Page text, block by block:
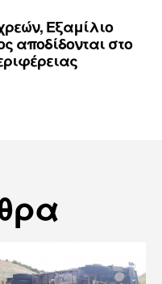
Εξαμίλιο
αποδίδονται στο